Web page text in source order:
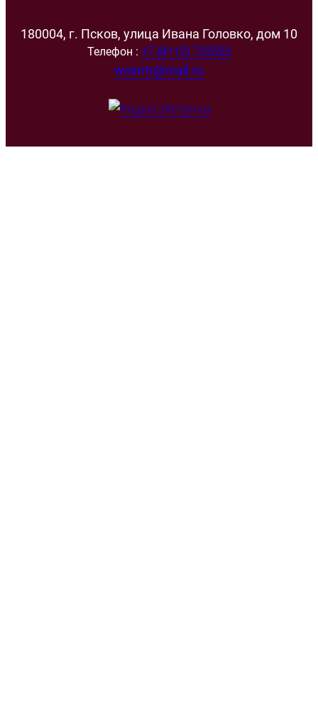
180004, г. Псков, улица Ивана Головко, дом 10
Телефон : +7 (8112) 732522
wcentr@mail.ru